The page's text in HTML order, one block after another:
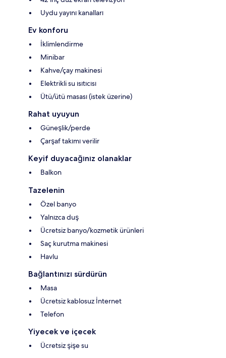
Uydu yayını kanalları
Ev konforu
İklimlendirme
Minibar
Kahve/çay makinesi
Elektrikli su ısıtıcısı
Ütü/ütü masası (istek üzerine)
Rahat uyuyun
Güneşlik/perde
Çarşaf takımı verilir
Keyif duyacağınız olanaklar
Balkon
Tazelenin
Özel banyo
Yalnızca duş
Ücretsiz banyo/kozmetik ürünleri
Saç kurutma makinesi
Havlu
Bağlantınızı sürdürün
Masa
Ücretsiz kablosuz İnternet
Telefon
Yiyecek ve içecek
Ücretsiz şişe su